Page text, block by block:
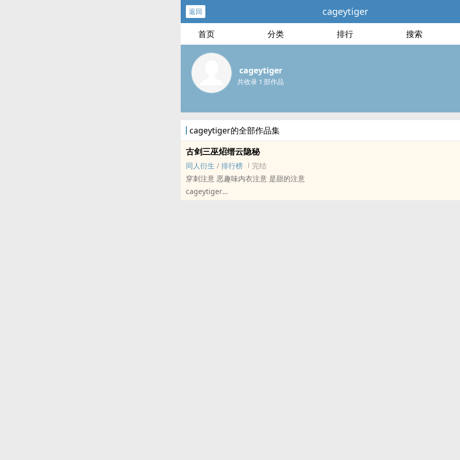
返回 cageytiger
首页 分类 排行 搜索
cageytiger
共收录 1 部作品
cageytiger的全部作品集
古剑三巫炤缙云隐秘
同人衍生 / 排行榜
完结
穿刺注意 恶趣味内衣注意 是甜的注意
cageytiger